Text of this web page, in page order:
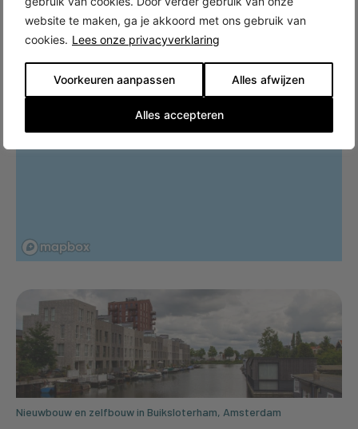
website te maken, ga je akkoord met ons gebruik van
cookies. Lees onze privacyverklaring
Voorkeuren aanpassen Alles afwijzen
Alles accepteren
Nieuwbouw en zelfbouw in Buiksloterham, Amsterdam